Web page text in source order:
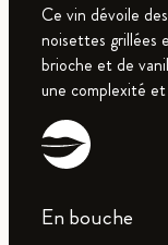
Ce vin dévoile
noisettes grillées
brioche et de
une complexité
En bouche